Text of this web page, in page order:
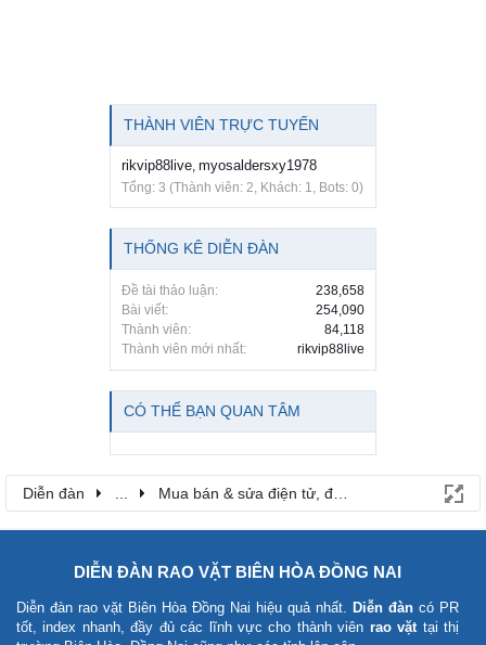
THÀNH VIÊN TRỰC TUYẾN
rikvip88live myosaldersxy1978
Tổng: 3 (Thành viên: 2, Khách: 1, Bots: 0)
THỐNG KÊ DIỄN ĐÀN
Đề tài thảo luận:
238,658
Bài viết:
254,090
Thành viên:
84,118
Thành viên mới nhất:
rikvip88live
CÓ THỂ BẠN QUAN TÂM
Diễn đàn Mua bán & sửa điện tử, điện lạnh
DIỄN ĐÀN RAO VẶT BIÊN HÒA ĐỒNG NAI
Diễn đàn rao vặt Biên Hòa Đồng Nai hiệu quả nhất. Diễn đàn có PR
tốt, index nhanh, đầy đủ các lĩnh vực cho thành viên rao vặt tại thị